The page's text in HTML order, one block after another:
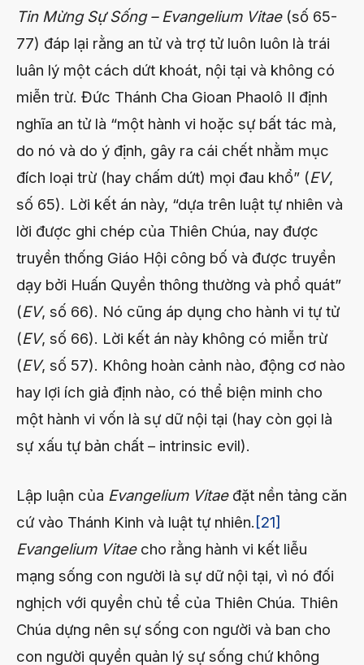
Tin Mừng Sự Sống – Evangelium Vitae(số 65-
77) đáp lại rằng an tử và trợ tử luôn luôn là trái
luân lý một cách dứt khoát, nội tại và không có
miễn trừ. Đức Thánh Cha Gioan Phaolô II định
nghĩa an tử là “một hành vi hoặc sự bất tác mà,
do nó và do ý định, gây ra cái chết nhằm mục
đích loại trừ (hay chấm dứt) mọi đau khổ” (EV,
số 65). Lời kết án này, “dựa trên luật tự nhiên và
lời được ghi chép của Thiên Chúa, nay được
truyền thống Giáo Hội công bố và được truyền
dạy bởi Huấn Quyền thông thường và phổ quát”
(EV, số 66). Nó cũng áp dụng cho hành vi tự tử
(EV, số 66). Lời kết án này không có miễn trừ
(EV, số 57). Không hoàn cảnh nào, động cơ nào
hay lợi ích giả định nào, có thể biện minh cho
một hành vi vốn là sự dữ nội tại (hay còn gọi là
sự xấu tự bản chất – intrinsic evil).
Lập luận của Evangelium Vitaeđặt nền tảng căn
cứ vào Thánh Kinh và luật tự nhiên. [21]
Evangelium Vitaecho rằng hành vi kết liễu
mạng sống con người là sự dữ nội tại, vì nó đối
nghịch với quyền chủ tể của Thiên Chúa. Thiên
Chúa dựng nên sự sống con người và ban cho
con người quyền quản lý sự sống chứ không